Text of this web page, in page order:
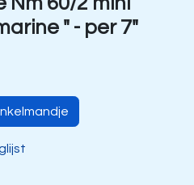
" - per 7"